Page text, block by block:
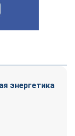
энергетика